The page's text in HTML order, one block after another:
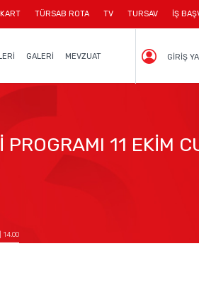
TÜRSAB ROTA TV TURSAV İŞ
GALERİ MEVZUAT GİRİŞ
11 EKİM
14.00